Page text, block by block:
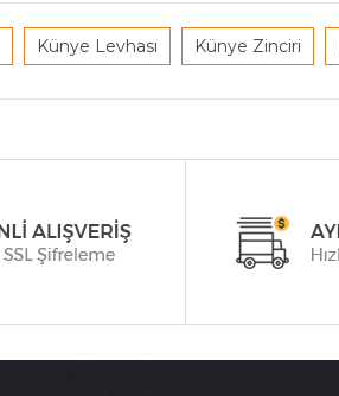
Künye Levhası Künye Zinciri